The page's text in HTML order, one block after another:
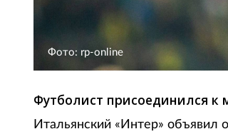
Фото: rp-online
Футболист присоединился к
Итальянский «Интер»